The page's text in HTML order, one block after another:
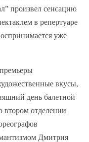
произвел сенсацию
в репертуаре
уже
вкусы,
день балетной
отделении
Дмитрия